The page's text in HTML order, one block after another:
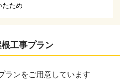
たため
工事プラン
ランをご用意しています